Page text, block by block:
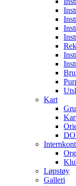
Kart
Løpstøy
Galleri